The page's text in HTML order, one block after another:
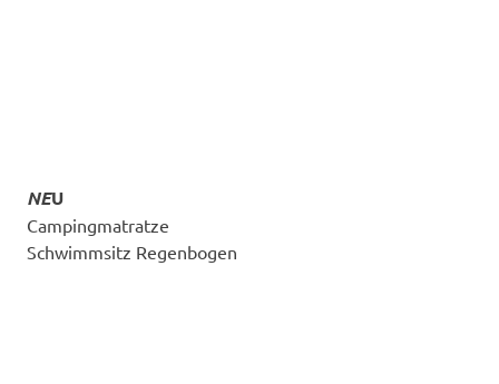
NEU
Campingmatratze
Schwimmsitz Regenbogen